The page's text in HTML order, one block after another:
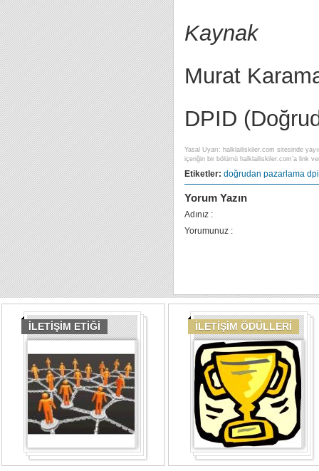
Kaynak
Murat
DPID
Yasal Uyarı: halklailiskiler.com sitesinde
içeriğin bir bölümü halklailiskiler.com’a link
Etiketler: doğrudan pazarlama
Yorum Yazın
Adınız :
Yorumunuz :
İLETİŞİM ETİĞİ İLETİŞİM ÖDÜLLERİ